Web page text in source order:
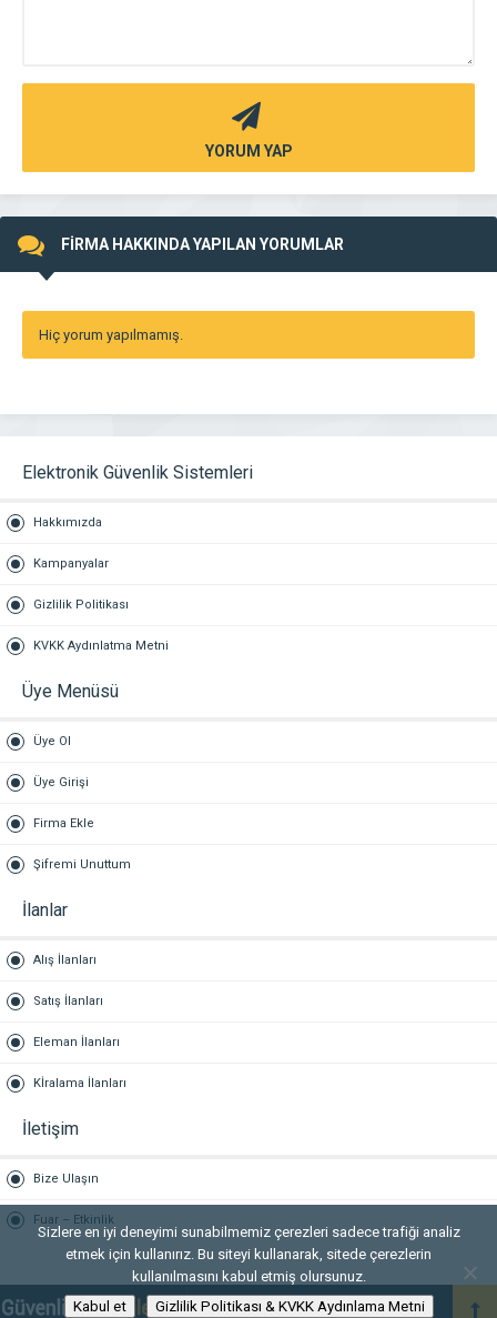
YORUM YAP
FİRMA HAKKINDA YAPILAN YORUMLAR
Hiç yorum yapılmamış.
Elektronik Güvenlik Sistemleri
Hakkımızda
Kampanyalar
Gizlilik Politikası
KVKK Aydınlatma Metni
Üye Menüsü
Üye Ol
Üye Girişi
Firma Ekle
Şifremi Unuttum
İlanlar
Alış İlanları
Satış İlanları
Eleman İlanları
Kİralama İlanları
İletişim
Bize Ulaşın
Fuar – Etkinlik
Sizlere en iyi deneyimi sunabilmemiz çerezleri sadece trafiği analiz
etmek için kullanırız. Bu siteyi kullanarak, sitede çerezlerin
kullanılmasını kabul etmiş olursunuz.
Kabul et
Gizlilik Politikası & KVKK Aydınlama Metni